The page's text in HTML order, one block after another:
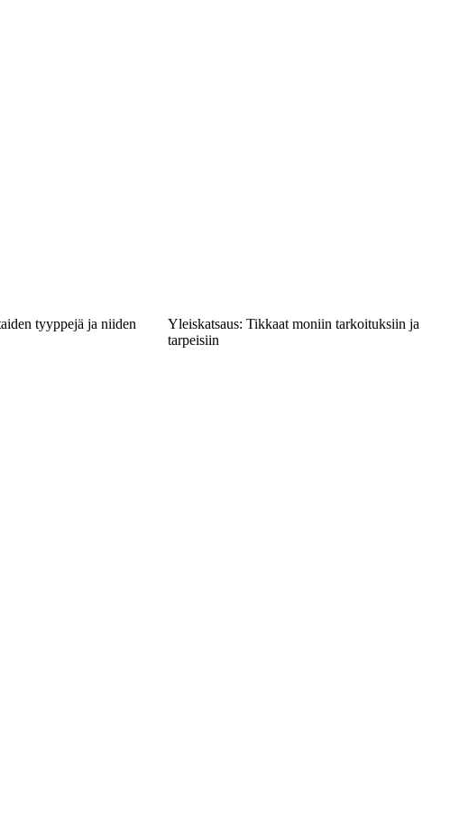
tyyppejä ja niiden
Yleiskatsaus: Tikkaat moniin tarkoituksiin ja
tarpeisiin